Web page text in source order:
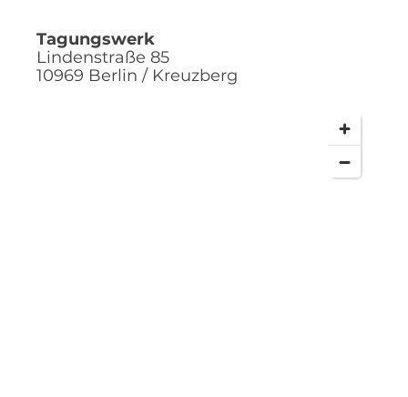
Tagungswerk
Lindenstraße 85
10969 Berlin / Kreuzberg